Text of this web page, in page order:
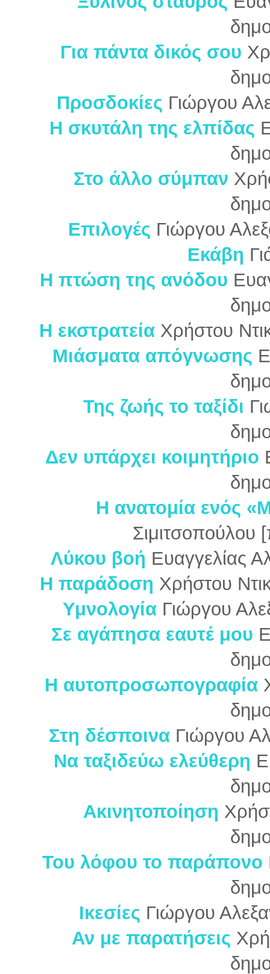
Για πάντα δικός σου
Προσδοκίες Γιώργου
Η σκυτάλη της ελπίδας
Στο άλλο σύμπαν
Επιλογές Γιώργου
Εκάβη
Η πτώση της ανόδου
Η εκστρατεία Χρήστου
Μιάσματα απόγνωσης
Της ζωής το ταξίδι
Δεν υπάρχει κοιμητήριο
Η ανατομία ενός
Σιμιτσοπούλου
Λύκου βοή Ευαγγελίας
Η παράδοση Χρήστου
Υμνολογία Γιώργου
Σε αγάπησα εαυτέ μου
Η αυτοπροσωπογραφία
Στη δέσποινα Γιώργου
Να ταξιδεύω ελεύθερη
Ακινητοποίηση
Του λόφου το παράπονο
Ικεσίες Γιώργου
Αν με παρατήσεις